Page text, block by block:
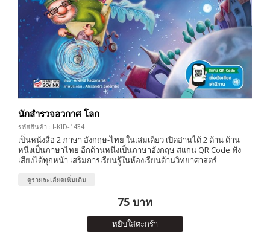
นักสำรวจอวกาศ โลก
รหัสสินค้า : I-KID-1434
เป็นหนังสือ 2 ภาษา อังกฤษ-ไทย ในเล่มเดียว เปิดอ่านได้ 2 ด้าน ด้าน
หนึ่งเป็นภาษาไทย อีกด้านหนึ่งเป็นภาษาอังกฤษ สแกน QR Code ฟัง
เสียงได้ทุกหน้า เสริมการเรียนรู้ในห้องเรียนด้านวิทยาศาสตร์
ดูรายละเอียดเพิ่มเติม
75 บาท
หยิบใส่ตะกร้า